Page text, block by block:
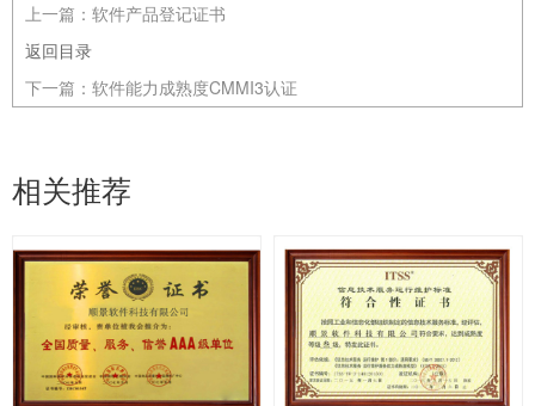
上一篇： 软件产品登记证书
返回目录
下一篇： 软件能力成熟度CMMI3认证
相关推荐